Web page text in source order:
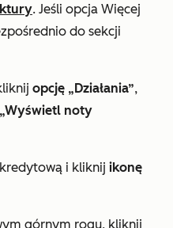
. Jeśli opcja Więcej
do sekcji
opcję „Działania”,
„Wyświetl noty
i kliknij ikonę
górnym rogu, kliknij